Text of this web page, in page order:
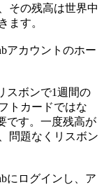
その残高は世界中
ます。
アカウントのホー
スボンで1週間の
トカードではな
です。一度残高が
問題なくリスボン
にログインし、ア